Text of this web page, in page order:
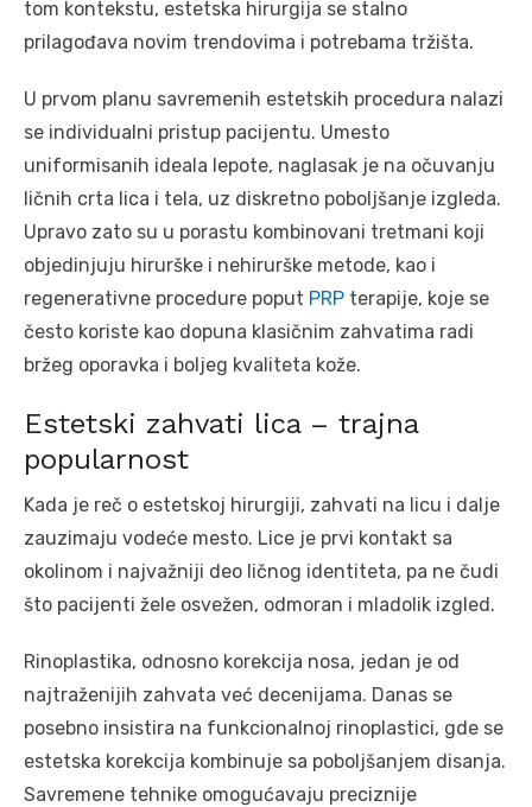
tom kontekstu, estetska hirurgija se stalno
prilagođava novim trendovima i potrebama tržišta.
U prvom planu savremenih estetskih procedura nalazi
se individualni pristup pacijentu. Umesto
uniformisanih ideala lepote, naglasak je na očuvanju
ličnih crta lica i tela, uz diskretno poboljšanje izgleda.
Upravo zato su u porastu kombinovani tretmani koji
objedinjuju hirurške i nehirurške metode, kao i
regenerativne procedure poput PRP terapije, koje se
često koriste kao dopuna klasičnim zahvatima radi
bržeg oporavka i boljeg kvaliteta kože.
Estetski zahvati lica – trajna
popularnost
Kada je reč o estetskoj hirurgiji, zahvati na licu i dalje
zauzimaju vodeće mesto. Lice je prvi kontakt sa
okolinom i najvažniji deo ličnog identiteta, pa ne čudi
što pacijenti žele osvežen, odmoran i mladolik izgled.
Rinoplastika, odnosno korekcija nosa, jedan je od
najtraženijih zahvata već decenijama. Danas se
posebno insistira na funkcionalnoj rinoplastici, gde se
estetska korekcija kombinuje sa poboljšanjem disanja.
Savremene tehnike omogućavaju preciznije